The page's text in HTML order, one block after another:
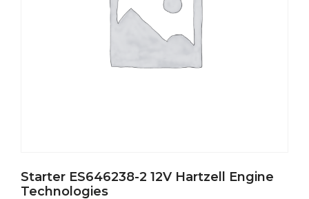
Starter ES646238-2 12V Hartzell Engine
Technologies